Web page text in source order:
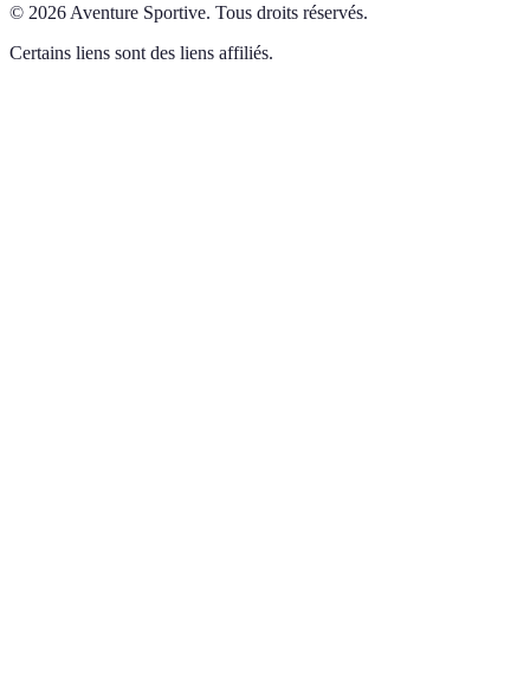
© 2026 Aventure Sportive. Tous droits réservés.
Certains liens sont des liens affiliés.